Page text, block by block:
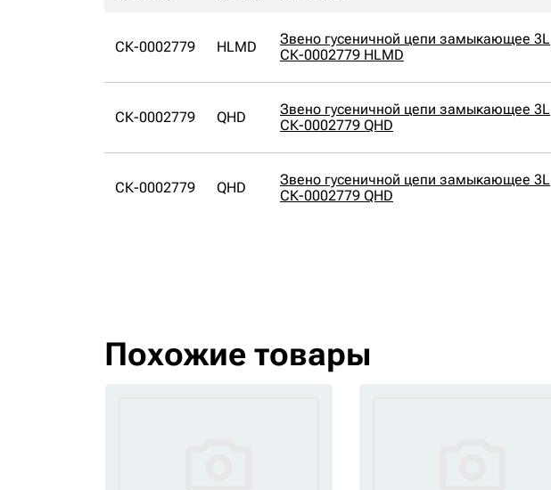
СК-0002779 HLMD
Звено гусеничной цепи замыкающее 3L
СК-0002779 HLMD
СК-0002779 QHD
Звено гусеничной цепи замыкающее 3L
СК-0002779 QHD
СК-0002779 QHD
Звено гусеничной цепи замыкающее 3L
СК-0002779 QHD
Похожие товары